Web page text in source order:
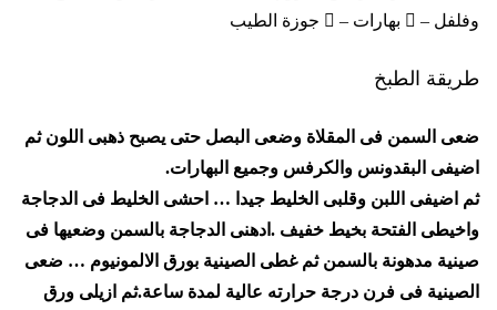
وفلفل –  بهارات –  جوزة الطيب
طريقة الطبخ
ضعى السمن فى المقلاة وضعى البصل حتى يصبح ذهبى اللون ثم
اضيفى البقدونس والكرفس وجميع البهارات.
ثم اضيفى اللبن وقلبى الخليط جيدا … احشى الخليط فى الدجاجة
واخيطى الفتحة بخيط خفيف .ادهنى الدجاجة بالسمن وضعيها فى
صينية مدهونة بالسمن ثم غطى الصينية بورق الالمونيوم … ضعى
الصينية فى فرن درجة حرارته عالية لمدة ساعة.ثم ازيلى ورق